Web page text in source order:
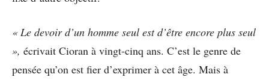
« Le devoir d’un homme seul est d’être encore plus seul
», écrivait Cioran à vingt-cinq ans. C’est le genre de
pensée qu’on est fier d’exprimer à cet âge. Mais à